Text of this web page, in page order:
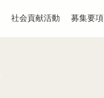
社会貢献活動 募集要項